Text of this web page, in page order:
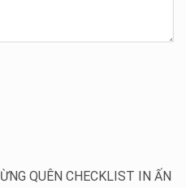
QUÊN CHECKLIST IN ẤN